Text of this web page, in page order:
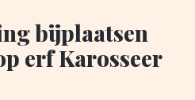
bijplaatsen
erf Karosseer